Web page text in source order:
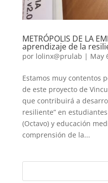
METRÓPOLIS DE LA
aprendizaje de la
por lolinx@prulab | May
Estamos muy contentos
de este proyecto de
que contribuirá a
resiliente” en
(Octavo) y educación
comprensión de la...